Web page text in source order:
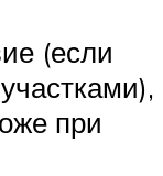
(если
при